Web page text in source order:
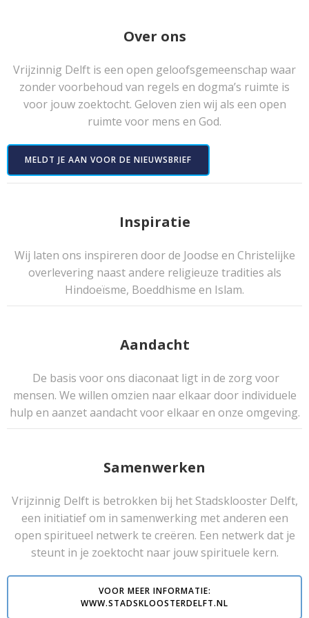
Over ons
Vrijzinnig Delft is een open geloofsgemeenschap waar
zonder voorbehoud van regels en dogma’s ruimte is
voor jouw zoektocht. Geloven zien wij als een open
ruimte voor mens en God.
MELDT JE AAN VOOR DE NIEUWSBRIEF
Inspiratie
Wij laten ons inspireren door de Joodse en Christelijke
overlevering naast andere religieuze tradities als
Hindoeïsme, Boeddhisme en Islam.
Aandacht
De basis voor ons diaconaat ligt in de zorg voor
mensen. We willen omzien naar elkaar door individuele
hulp en aanzet aandacht voor elkaar en onze omgeving.
Samenwerken
Vrijzinnig Delft is betrokken bij het Stadsklooster Delft,
een initiatief om in samenwerking met anderen een
open spiritueel netwerk te creëren. Een netwerk dat je
steunt in je zoektocht naar jouw spirituele kern.
VOOR MEER INFORMATIE:
WWW.STADSKLOOSTERDELFT.NL